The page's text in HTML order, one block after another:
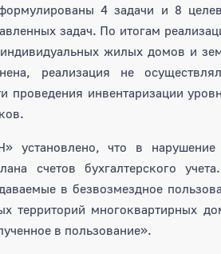
4 задачи и 8
задач. По итогам
жилых домов и
реализация не
проведения инвентаризации
установлено, что в
счетов бухгалтерского
в безвозмездное
территорий многоквартирных
в пользование».